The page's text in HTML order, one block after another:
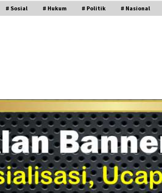
# Sosial # Hukum # Politik # Nasional